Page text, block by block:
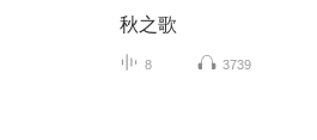
秋之歌
8 3739